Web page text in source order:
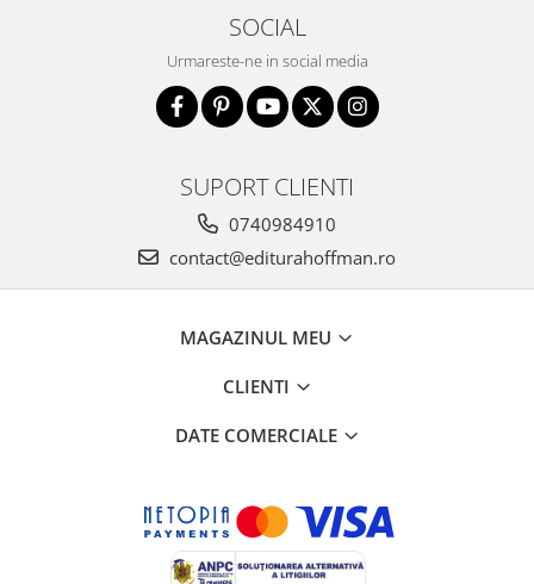
SOCIAL
Urmareste-ne in social media
SUPORT CLIENTI
0740984910
contact@editurahoffman.ro
MAGAZINUL MEU
CLIENTI
DATE COMERCIALE